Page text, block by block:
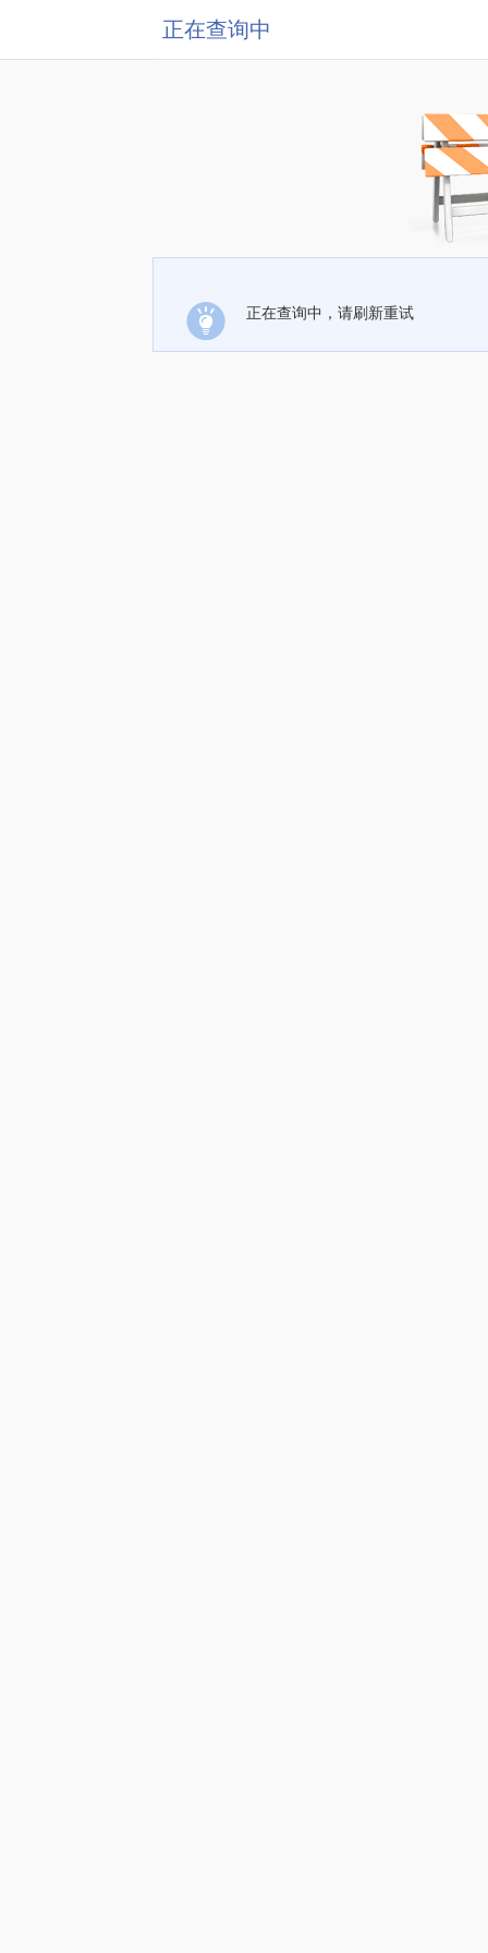
正在查询中
正在查询中，请刷新重试